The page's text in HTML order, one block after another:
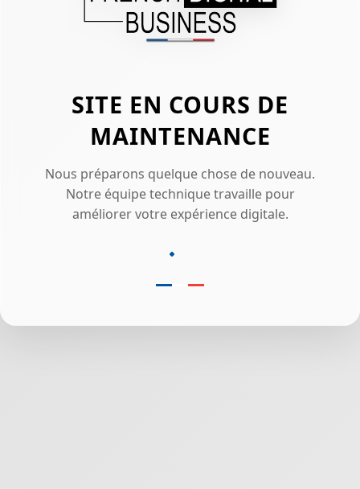
SITE EN COURS DE
MAINTENANCE
Nous préparons quelque chose de nouveau.
Notre équipe technique travaille pour
améliorer votre expérience digitale.